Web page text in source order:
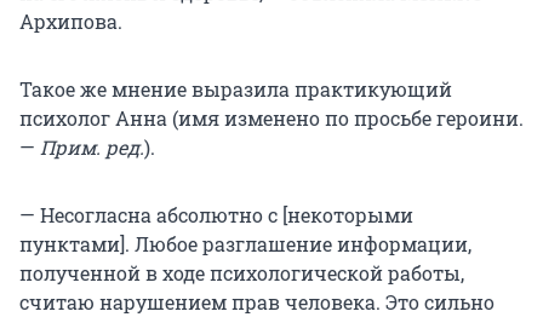
Архипова.
Такое же мнение выразила практикующий
психолог Анна (имя изменено по просьбе героини.
— Прим. ред.).
— Несогласна абсолютно с [некоторыми
пунктами]. Любое разглашение информации,
полученной в ходе психологической работы,
считаю нарушением прав человека. Это сильно